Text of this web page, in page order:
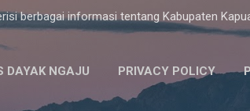
berbagai informasi tentang Kabupaten
DAYAK NGAJU PRIVACY POLICY